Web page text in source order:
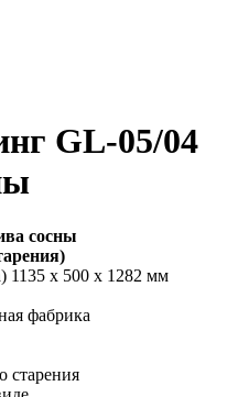
GL-05/04
сосны
1135 x 500 x 1282 мм
фабрика
старения